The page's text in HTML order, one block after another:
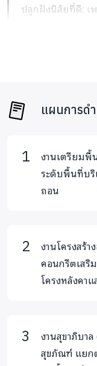
ปลูกฝังนิสัยที่ดี: เ
วินัยการใช้ห้องน้
จุดเด่นของโครงก
ออกแบบบนพื้นฐาน
เป็นการสร้างสภ
พฤติกรรม เพรา
สุขลักษณะ จะเป็
แผนการด
งานเตรียมพื้
ระดับพื้นที่บริ
ถอน
งานโครงสร้า
คอนกรีตเสริ
โครงหลังคา
งานสุขาภิบา
สุขภัณฑ์ แยก